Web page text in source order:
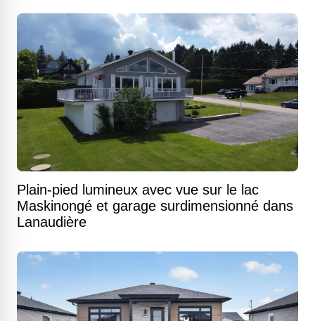
Plain-pied lumineux avec vue sur le lac
Maskinongé et garage surdimensionné dans
Lanaudière